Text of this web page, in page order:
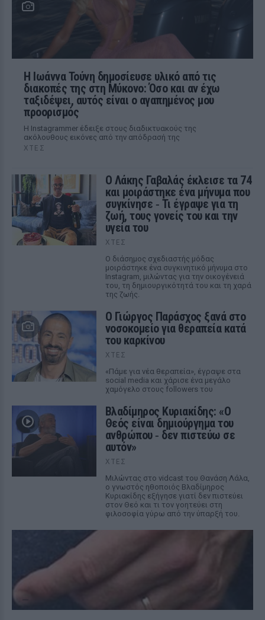
Η Ιωάννα Τούνη δημοσίευσε υλικό από τις
διακοπές της στη Μύκονο: Όσο και αν έχω
ταξιδέψει, αυτός είναι ο αγαπημένος μου
προορισμός
Η Instagrammer έδειξε στους διαδικτυακούς της
ακόλουθους εικόνες από την απόδρασή της
ΧΤΕΣ
Ο Λάκης Γαβαλάς έκλεισε τα 74
και μοιράστηκε ένα μήνυμα που
συγκίνησε ‑ Τι έγραψε για τη
ζωή, τους γονείς του και την
υγεία του
ΧΤΕΣ
Ο διάσημος σχεδιαστής μόδας
μοιράστηκε ένα συγκινητικό μήνυμα στο
Instagram, μιλώντας για την οικογένειά
του, τη δημιουργικότητά του και τη χαρά
της ζωής.
O Γιώργος Παράσχος ξανά στο
νοσοκομείο για θεραπεία κατά
του καρκίνου
ΧΤΕΣ
«Πάμε για νέα θεραπεία», έγραψε στα
social media και χάρισε ένα μεγάλο
χαμόγελο στους followers του
Βλαδίμηρος Κυριακίδης: «Ο
Θεός είναι δημιούργημα του
ανθρώπου ‑ δεν πιστεύω σε
αυτόν»
ΧΤΕΣ
Μιλώντας στο vidcast του Θανάση Λάλα,
ο γνωστός ηθοποιός Βλαδίμηρος
Κυριακίδης εξήγησε γιατί δεν πιστεύει
στον Θεό και τι τον γοητεύει στη
φιλοσοφία γύρω από την ύπαρξή του.